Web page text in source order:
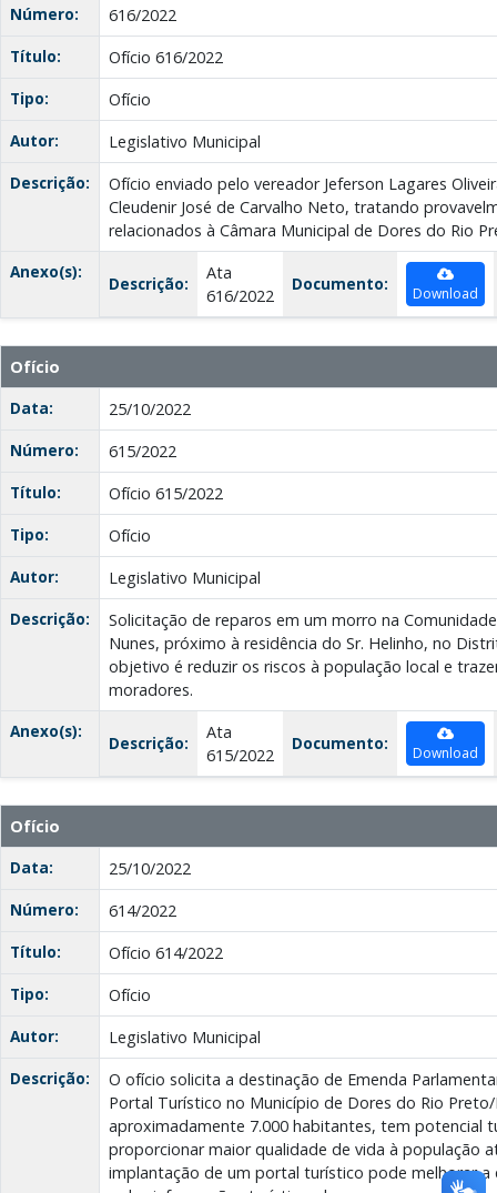
Número:
616/2022
Título:
Ofício 616/2022
Tipo:
Ofício
Autor:
Legislativo Municipal
Descrição:
Ofício enviado pelo vereador Jeferson Lagares
Cleudenir José de Carvalho Neto, tratando
relacionados à Câmara Municipal de Dores do Rio
Anexo(s):
Descrição:
Ata
616/2022
Documento: Download
Ofício
Data:
25/10/2022
Número:
615/2022
Título:
Ofício 615/2022
Tipo:
Ofício
Autor:
Legislativo Municipal
Descrição:
Solicitação de reparos em um morro na
Nunes, próximo à residência do Sr. Helinho, no
objetivo é reduzir os riscos à população local e
moradores.
Anexo(s):
Descrição:
Ata
615/2022
Documento: Download
Ofício
Data:
25/10/2022
Número:
614/2022
Título:
Ofício 614/2022
Tipo:
Ofício
Autor:
Legislativo Municipal
Descrição:
O ofício solicita a destinação de Emenda
Portal Turístico no Município de Dores do Rio Preto/
aproximadamente 7.000 habitantes, tem potencial
proporcionar maior qualidade de vida à população
implantação de um portal turístico pode melhorar